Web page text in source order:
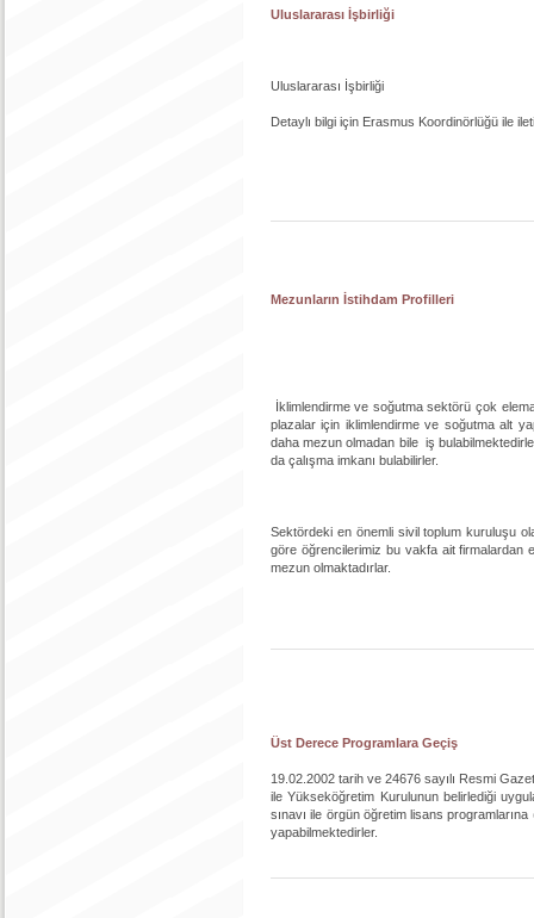
Uluslararası İşbirliği
Uluslararası İşbirliği
Detaylı bilgi için Erasmus Koordinörlüğü ile
Mezunların İstihdam Profilleri
İklimlendirme ve soğutma sektörü çok
plazalar için iklimlendirme ve soğutma alt
daha mezun olmadan bile iş
da çalışma imkanı bulabilirler.
Sektördeki en önemli sivil toplum kuruluşu
göre öğrencilerimiz bu vakfa ait firmalardan
mezun olmaktadırlar.
Üst Derece Programlara Geçiş
19.02.2002 tarih ve 24676 sayılı Resmi
ile Yükseköğretim Kurulunun belirlediği
sınavı ile örgün öğretim lisans
yapabilmektedirler.